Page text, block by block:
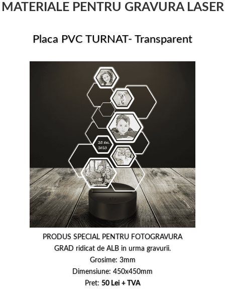
MATERIALE PENTRU GRAVURA LASER
Placa PVC TURNAT- Transparent
PRODUS SPECIAL PENTRU FOTOGRAVURA
GRAD ridicat de ALB in urma gravurii.
Grosime: 3mm
Dimensiune: 450x450mm
Pret: 50 Lei + TVA